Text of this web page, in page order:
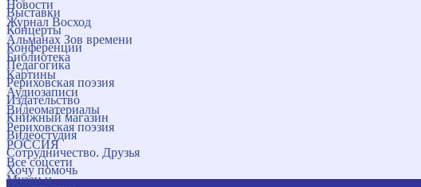
Новости
Журнал Восход
Альманах Зов времени
Библиотека
Картины
Аудиозаписи
Видеоматериалы
Рериховская поэзия
РОССИЯ
Все соцсети
Музеи и
Выставки
Концерты
Конференции
Педагогика
Рериховская поэзия
Издательство
Книжный магазин
Видеостудия
Сотрудничество. Друзья
Хочу помочь